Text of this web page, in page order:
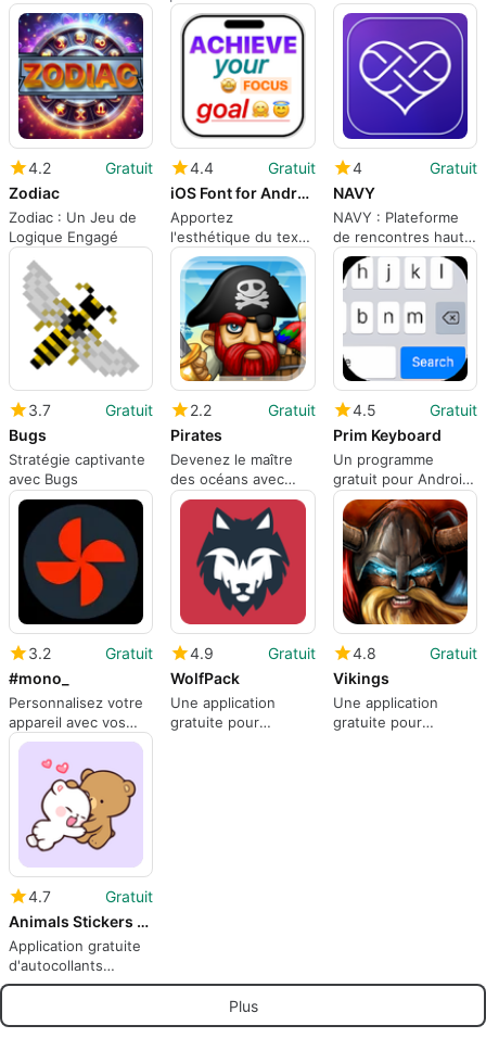
4.2
Gratuit
Zodiac
Zodiac : Un Jeu de
Logique Engagé
4.4
Gratuit
iOS Font for Android
Apportez
l'esthétique du texte
iOS à votre appareil
Android
4
Gratuit
NAVY
NAVY : Plateforme
de rencontres haut
de gamme
3.7
Gratuit
Bugs
Stratégie captivante
avec Bugs
2.2
Gratuit
Pirates
Devenez le maître
des océans avec
Pirates
4.5
Gratuit
Prim Keyboard
Un programme
gratuit pour Android,
proposé par
CouchPotato.
3.2
Gratuit
#mono_
Personnalisez votre
appareil avec vos
propres polices
personnalisées.
4.9
Gratuit
WolfPack
Une application
gratuite pour
4.8
Gratuit
Vikings
Une application
gratuite pour
4.7
Gratuit
Animals Stickers for Whatsapp
Application gratuite
d'autocollants
WhatsApp
Plus